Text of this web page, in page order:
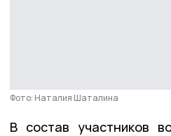
Фото: Наталия Шаталина
В состав участников